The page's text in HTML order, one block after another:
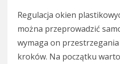
Regulacja okien
można przeprowadzić
wymaga on
kroków. Na początku